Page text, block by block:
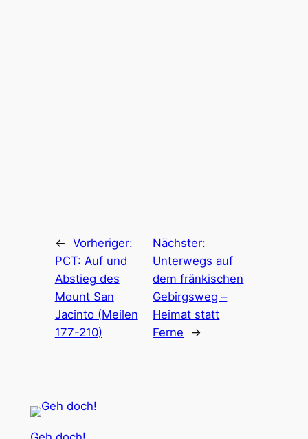
← Vorheriger:
PCT: Auf und
Abstieg des
Mount San
Jacinto (Meilen
177-210)
Nächster:
Unterwegs auf
dem fränkischen
Gebirgsweg –
Heimat statt
Ferne
→